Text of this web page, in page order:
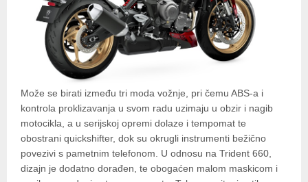
Može se birati između tri moda vožnje, pri čemu ABS-a i
kontrola proklizavanja u svom radu uzimaju u obzir i nagib
motocikla, a u serijskoj opremi dolaze i tempomat te
obostrani quickshifter, dok su okrugli instrumenti bežično
povezivi s pametnim telefonom. U odnosu na Trident 660,
dizajn je dodatno dorađen, te obogaćen malom maskicom i